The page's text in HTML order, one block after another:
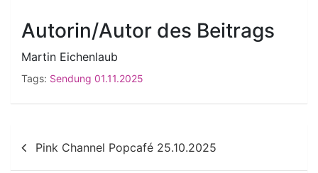
Autorin/Autor des Beitrags
Martin Eichenlaub
Tags: Sendung 01.11.2025
Beitragsnavigation
Pink Channel Popcafé 25.10.2025